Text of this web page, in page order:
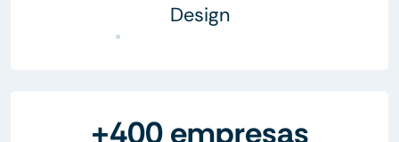
Design
+400 empresas